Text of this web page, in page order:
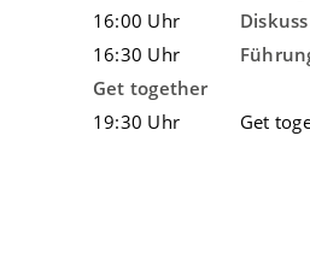
16:00 Uhr
16:30 Uhr
Get together
19:30 Uhr
Get